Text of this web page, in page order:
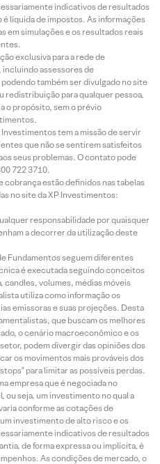
indicativos de resultados
líquida de impostos. As informações
em simulações e os resultados reais
exclusiva para a rede de
assessores de
também ser divulgado no site
redistribuição para qualquer pessoa,
o propósito, sem o prévio
tem a missão de servir
que não se sentirem satisfeitos
seus problemas. O contato pode
722 3710.
cobrança estão definidos nas tabelas
no site da XP Investimentos:
responsabilidade por quaisquer
a decorrer da utilização deste
Fundamentos seguem diferentes
é executada seguindo conceitos
volumes, médias móveis
utiliza como informação os
emissoras e suas projeções. Desta
que buscam os melhores
o cenário macroeconômico e os
podem divergir das opiniões dos
os movimentos mais prováveis dos
para limitar as possíveis perdas.
empresa que é negociada no
ou seja, um investimento no qual a
conforme as cotações de
investimento de alto risco e os
indicativos de resultados
de forma expressa ou implícita, é
As condições de mercado, o